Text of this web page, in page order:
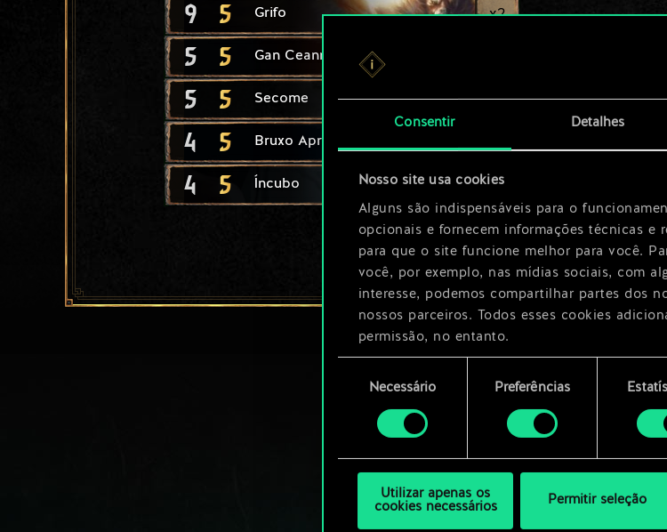
Consentir Detalhes
Nosso site usa cookies
Alguns são indispensáveis para o
opcionais e fornecem informações técnicas e
para que o site funcione melhor para você.
você, por exemplo, nas mídias sociais, com
interesse, podemos compartilhar partes dos
nossos parceiros. Todos esses cookies
permissão, no entanto.
Você encontrará todos os detalhes sobre o
consentimento
Necessário Preferências
Utilizar apenas os
cookies necessários
Permitir seleção
9 5 Grifo x2
5 5 Gan Ceann
5 5 Secome
4 5 Bruxo Aprendiz
4 5 Íncubo x2